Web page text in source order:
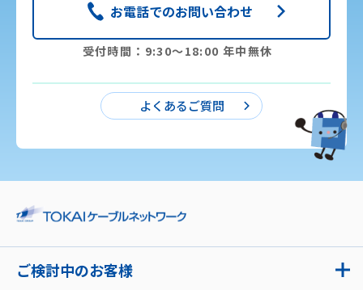
お電話でのお問い合わせ
受付時間：9:30〜18:00 年中無休
よくあるご質問
ご検討中のお客様